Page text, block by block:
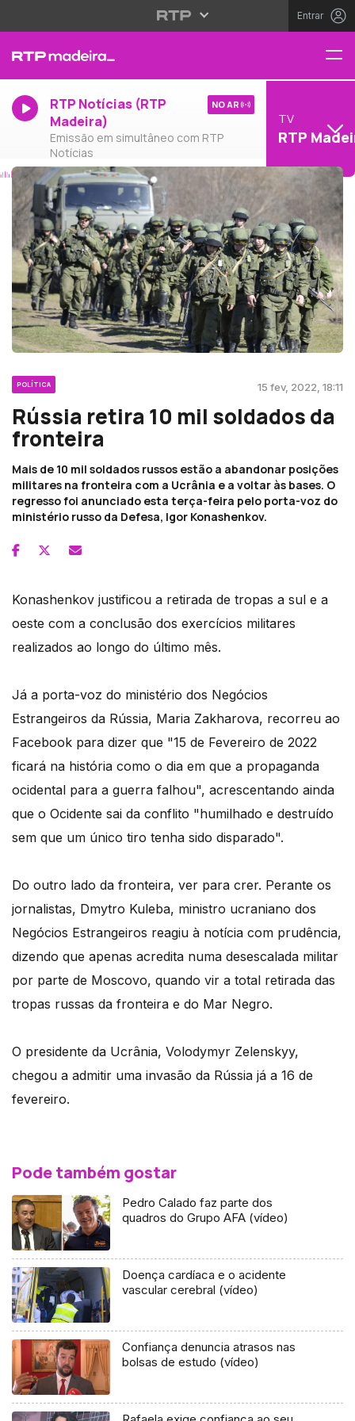
Entrar
RTP Notícias (RTP
Madeira)
Emissão em simultâneo com RTP
Notícias
NO AR
TV
RTP
POLÍTICA 15 fev, 2022, 18:11
Rússia retira 10 mil soldados da
fronteira
Mais de 10 mil soldados russos estão a abandonar posições
militares na fronteira com a Ucrânia e a voltar às bases. O
regresso foi anunciado esta terça-feira pelo porta-voz do
ministério russo da Defesa, Igor Konashenkov.
Konashenkov justificou a retirada de tropas a sul e a
oeste com a conclusão dos exercícios militares
realizados ao longo do último mês.
Já a porta-voz do ministério dos Negócios
Estrangeiros da Rússia, Maria Zakharova, recorreu ao
Facebook para dizer que "15 de Fevereiro de 2022
ficará na história como o dia em que a propaganda
ocidental para a guerra falhou", acrescentando ainda
que o Ocidente sai da conflito "humilhado e destruído
sem que um único tiro tenha sido disparado".
Do outro lado da fronteira, ver para crer. Perante os
jornalistas, Dmytro Kuleba, ministro ucraniano dos
Negócios Estrangeiros reagiu à notícia com prudência,
dizendo que apenas acredita numa desescalada militar
por parte de Moscovo, quando vir a total retirada das
tropas russas da fronteira e do Mar Negro.
O presidente da Ucrânia, Volodymyr Zelenskyy,
chegou a admitir uma invasão da Rússia já a 16 de
fevereiro.
Pode também gostar
Pedro Calado faz parte dos
quadros do Grupo AFA (vídeo)
Doença cardíaca e o acidente
vascular cerebral (vídeo)
Confiança denuncia atrasos nas
bolsas de estudo (vídeo)